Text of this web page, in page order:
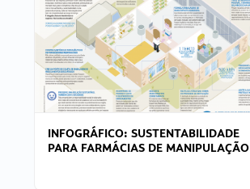
INFOGRÁFICO: SUSTENTABILIDADE
PARA FARMÁCIAS DE MANIPULAÇÃO